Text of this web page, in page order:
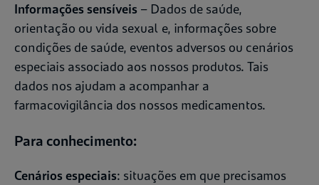
Informações sensíveis – Dados de saúde,
orientação ou vida sexual e, informações sobre
condições de saúde, eventos adversos ou cenários
especiais associado aos nossos produtos. Tais
dados nos ajudam a acompanhar a
farmacovigilância dos nossos medicamentos.
Para conhecimento:
Cenários especiais: situações em que precisamos